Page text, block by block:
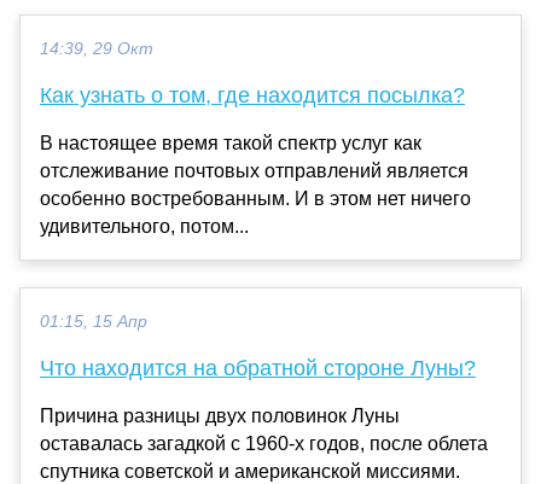
14:39, 29 Окт
Как узнать о том, где находится посылка?
В настоящее время такой спектр услуг как
отслеживание почтовых отправлений является
особенно востребованным. И в этом нет ничего
удивительного, потом...
01:15, 15 Апр
Что находится на обратной стороне Луны?
Причина разницы двух половинок Луны
оставалась загадкой с 1960-х годов, после облета
спутника советской и американской миссиями.